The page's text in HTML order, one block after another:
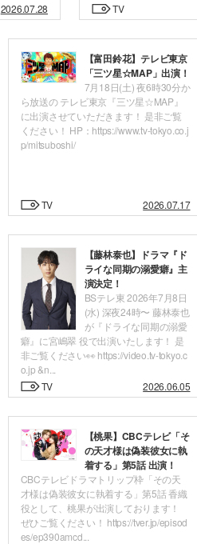
2026.07.28 TV
【富田鈴花】テレビ東京
「三ツ星☆MAP」出演！
7月18日(土) 夜6時30分か
ら放送の テレビ東京『三ツ星☆MAP』
に出演させていただきます！ 是非ご覧
ください！ HP：https://www.tv-tokyo.co.j
p/mitsuboshi/
TV 2026.07.17
【藤林泰也】ドラマ『ド
ライな同期の溺愛癖』主
演決定！
BSテレ東 2026年7月8日
(水) 深夜24時〜 藤林泰也
が『ドライな同期の溺愛
癖』に宮嶋翠 役で出演いたします！ 是
非ご覧ください👀 https://video.tv-tokyo.c
o.jp &n...
TV
2026.06.05
【桃果】CBCテレビ「そ
の天才様は偽装彼女に執
着する」第5話 出演！
CBCテレビドラマトリップ枠「その天
才様は偽装彼女に執着する」第5話 香織
役として、桃果が出演しております！
ぜひご覧ください！ https://tver.jp/episod
es/ep390amcd...